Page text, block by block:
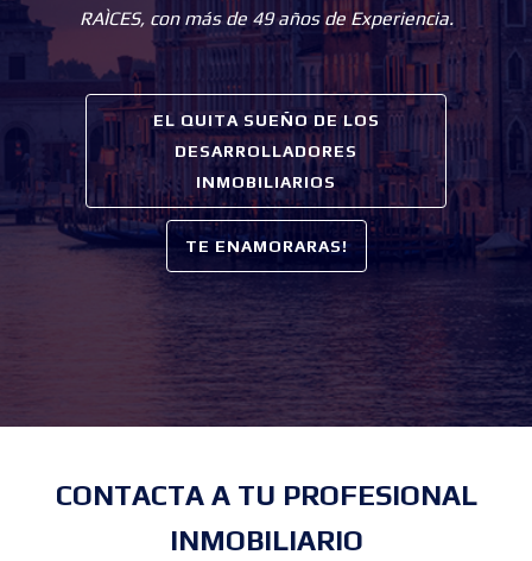
RAÌCES, con más de 49 años de Experiencia.
EL QUITA SUEÑO DE LOS
DESARROLLADORES
INMOBILIARIOS
TE ENAMORARAS!
CONTACTA A TU PROFESIONAL
INMOBILIARIO